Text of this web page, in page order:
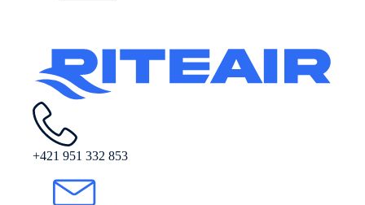
+421 951 332 853